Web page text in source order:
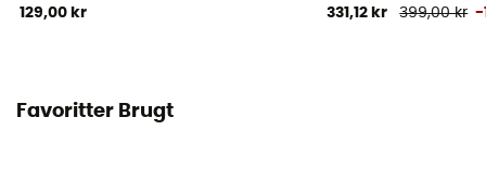
129,00 kr 331,12 kr 399,00 kr -
Favoritter Brugt